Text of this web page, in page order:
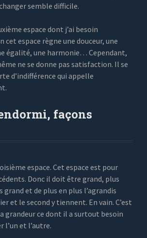
semble difficile.
espace dont j’ai besoin
cet espace règne une douceur, une
égalité, une harmonie… Cependant,
ne se donne pas satisfaction. Il se
d’indifférence qui appelle
façons
espace. Cet espace est pour
Donc il doit être grand, plus
grand et de plus en plus l’agrandis
et le second y tiennent. En vain. C’est
grandeur ce dont il a surtout besoin
l’un et l’autre.